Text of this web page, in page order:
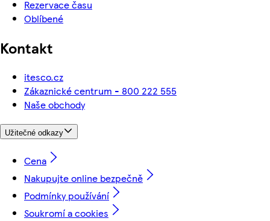
Rezervace času
Oblíbené
Kontakt
itesco.cz
Zákaznické centrum - 800 222 555
Naše obchody
Užitečné odkazy
Cena
Nakupujte online bezpečně
Podmínky používání
Soukromí a cookies